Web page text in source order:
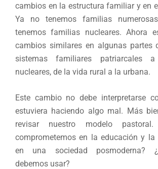
cambios en la estructura familiar y en
Ya no tenemos familias
tenemos familias nucleares. Ahora
cambios similares en algunas partes
sistemas familiares patriarcales
nucleares, de la vida rural a la urbana.
Este cambio no debe interpretarse
estuviera haciendo algo mal. Más
revisar nuestro modelo
comprometemos en la educación y la
en una sociedad posmoderna?
debemos usar?